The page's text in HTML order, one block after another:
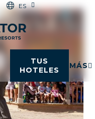
ES
TUS
HOTELES
MÁS